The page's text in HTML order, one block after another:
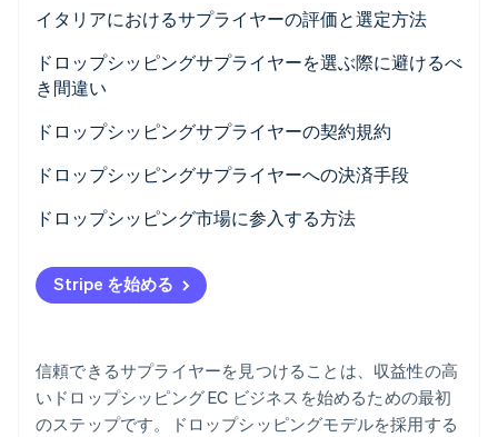
ドロップシッピングサプライヤーへの連絡方法
イタリアにおけるサプライヤーの評価と選定方法
ドロップシッピングサプライヤーを選ぶ際に避けるべ
き間違い
ドロップシッピングに必要な付加価値税 (VAT) 番号
ドロップシッピングサプライヤーの契約規約
ドロップシッピングサプライヤーへの決済手段
サプライヤーの一般的な決済手段
Stripe による自動決済
ドロップシッピング市場に参入する方法
Stripe を始める
信頼できるサプライヤーを見つけることは、収益性の高
いドロップシッピング EC ビジネスを始めるための最初
のステップです。ドロップシッピングモデルを採用する